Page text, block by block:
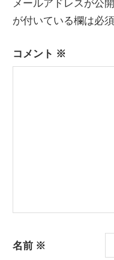
ゲ
シ
メールアドレスが公
が付いている欄は必
コメント ※
名前 ※